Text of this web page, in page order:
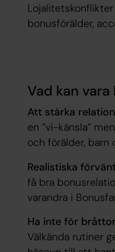
bonusförälder,
Vad kan
Att stärka
en ”vi-känsla”
och förälder,
Realistiska
få bra
varandra i
Ha inte för
Välkända rutiner